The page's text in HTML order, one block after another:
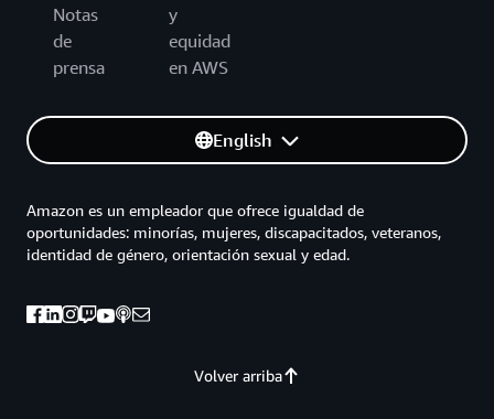
Notas
de
prensa
y
equidad
en AWS
English
Volver arriba
Amazon es un empleador que ofrece igualdad de
oportunidades: minorías, mujeres, discapacitados, veteranos,
identidad de género, orientación sexual y edad.